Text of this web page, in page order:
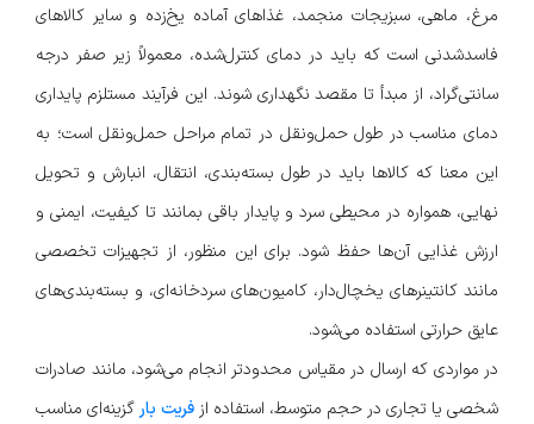
مرغ، ماهی، سبزیجات منجمد، غذاهای آماده یخ‌زده و سایر کالاهای
فاسدشدنی است که باید در دمای کنترل‌شده، معمولاً زیر صفر درجه
سانتی‌گراد، از مبدأ تا مقصد نگهداری شوند. این فرآیند مستلزم پایداری
دمای مناسب در طول حمل‌ونقل در تمام مراحل حمل‌ونقل است؛ به
این معنا که کالاها باید در طول بسته‌بندی، انتقال، انبارش و تحویل
نهایی، همواره در محیطی سرد و پایدار باقی بمانند تا کیفیت، ایمنی و
ارزش غذایی آن‌ها حفظ شود. برای این منظور، از تجهیزات تخصصی
مانند کانتینرهای یخچال‌دار، کامیون‌های سردخانه‌ای، و بسته‌بندی‌های
عایق حرارتی استفاده می‌شود.
در مواردی که ارسال در مقیاس محدودتر انجام می‌شود، مانند صادرات
شخصی یا تجاری در حجم متوسط، استفاده از فریت بار گزینه‌ای مناسب